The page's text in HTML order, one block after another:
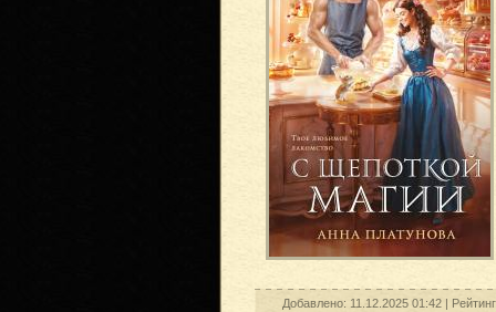
Добавлено: 11.12.2025 01:42 |